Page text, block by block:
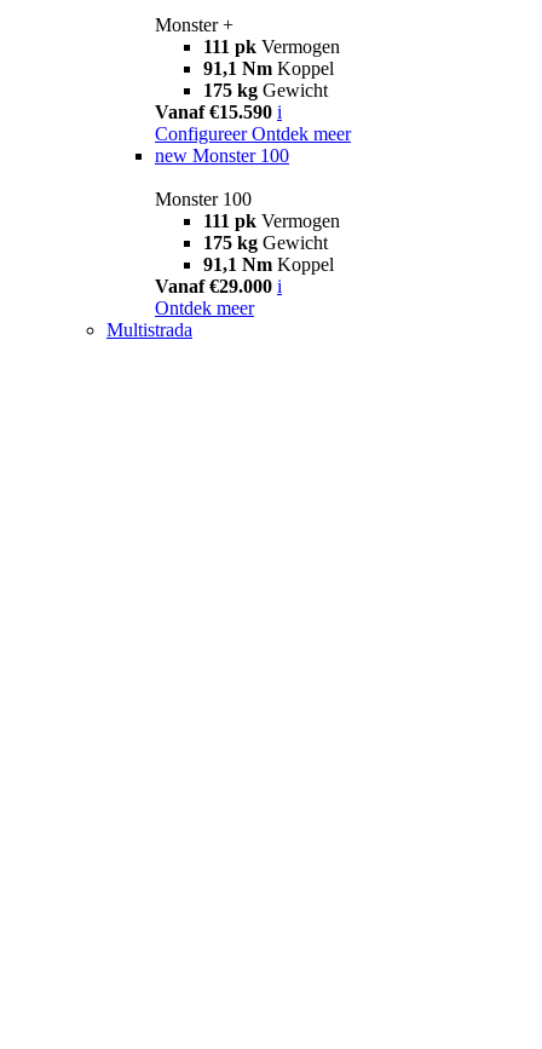
Monster +
111 pk Vermogen
91,1 Nm Koppel
175 kg Gewicht
Vanaf €15.590 i
Configureer Ontdek meer
new Monster 100
Monster 100
111 pk Vermogen
175 kg Gewicht
91,1 Nm Koppel
Vanaf €29.000 i
Ontdek meer
Multistrada